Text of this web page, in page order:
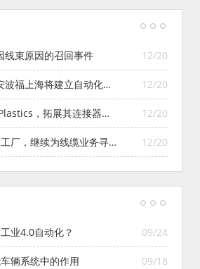
12/20
束原因的召回事件
12/20
福上海将建立自动化智
12/20
，拓展其连接器系
12/20
厂，继续为线缆业务寻找
09/24
业4.0自动化？
09/18
辆系统中的作用